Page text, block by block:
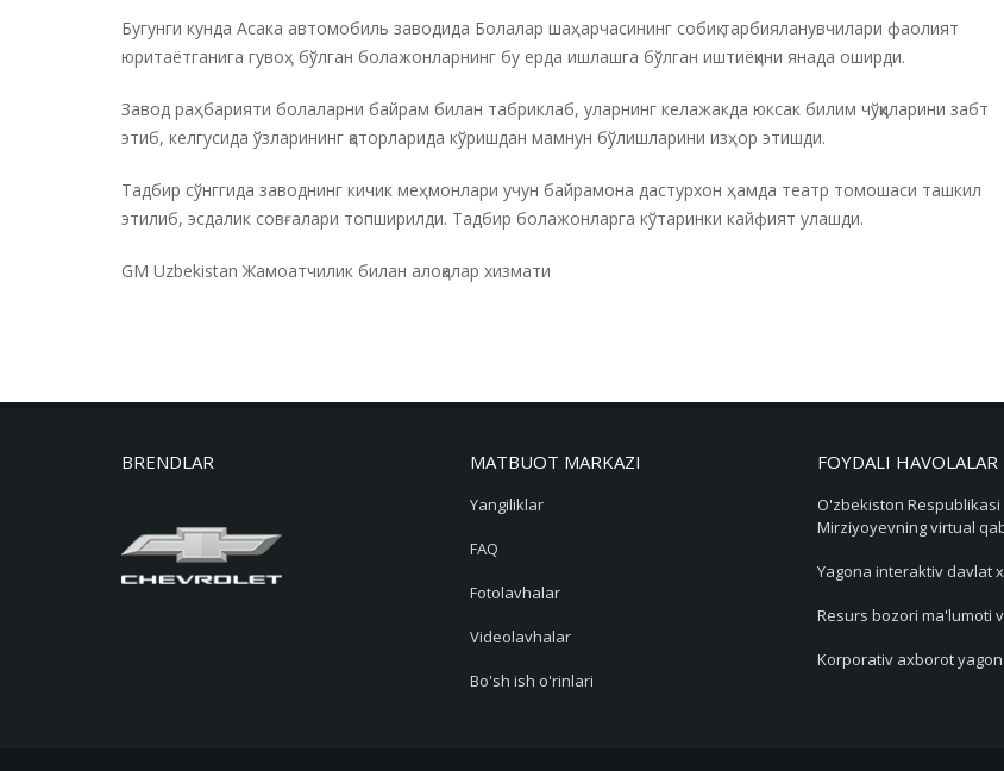
Бугунги кунда Асака автомобиль заводида Болалар шаҳарчасининг собиқ тарбияланувчилари фаолият
юритаётганига гувоҳ бўлган болажонларнинг бу ерда ишлашга бўлган иштиёқини янада оширди.
Завод раҳбарияти болаларни байрам билан табриклаб, уларнинг келажакда юксак билим чўққиларини забт
этиб, келгусида ўзларининг қаторларида кўришдан мамнун бўлишларини изҳор этишди.
Тадбир сўнггида заводнинг кичик меҳмонлари учун байрамона дастурхон ҳамда театр томошаси ташкил
этилиб, эсдалик совғалари топширилди. Тадбир болажонларга кўтаринки кайфият улашди.
GM Uzbekistan Жамоатчилик билан алоқалар хизмати
BRENDLAR MATBUOT MARKAZI
Yangiliklar
FAQ
Fotolavhalar
Videolavhalar
Bo'sh ish o'rinlari
FOYDALI HAVOLALAR
O'zbekiston Respublikasi
Mirziyoyevning virtual
Yagona interaktiv davlat
Resurs bozori ma'lumoti
Korporativ axborot